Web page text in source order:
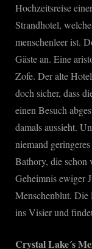
Hochzeitsreise
Strandhotel,
menschenleer ist.
Gäste an. Eine
Zofe. Der alte
doch sicher, dass
einen Besuch
damals aussieht.
niemand
Bathory, die schon
Geheimnis ewiger
Menschenblut. Die
ins Visier und
Crystal Lake´s